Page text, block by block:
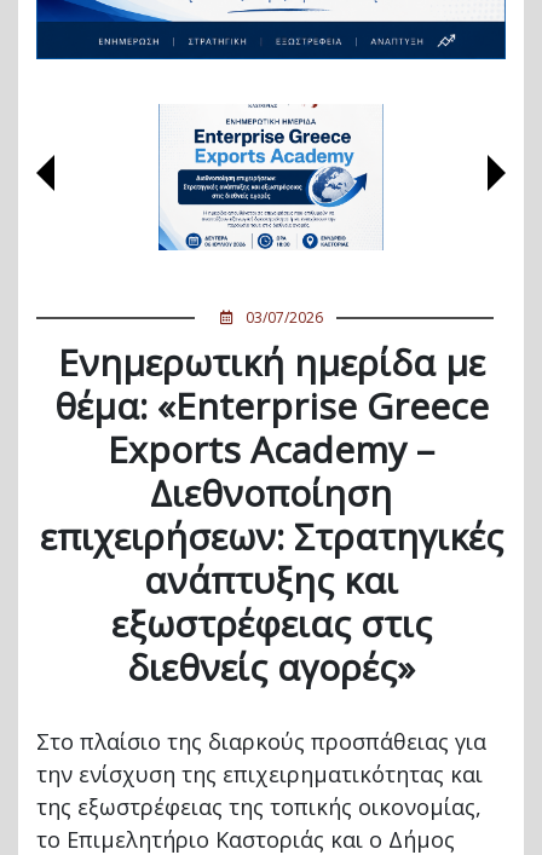
03/07/2026
Ενημερωτική ημερίδα με
θέμα: «Enterprise Greece
Exports Academy –
Διεθνοποίηση
επιχειρήσεων: Στρατηγικές
ανάπτυξης και
εξωστρέφειας στις
διεθνείς αγορές»
Στο πλαίσιο της διαρκούς προσπάθειας για
την ενίσχυση της επιχειρηματικότητας και
της εξωστρέφειας της τοπικής οικονομίας,
το Επιμελητήριο Καστοριάς και ο Δήμος